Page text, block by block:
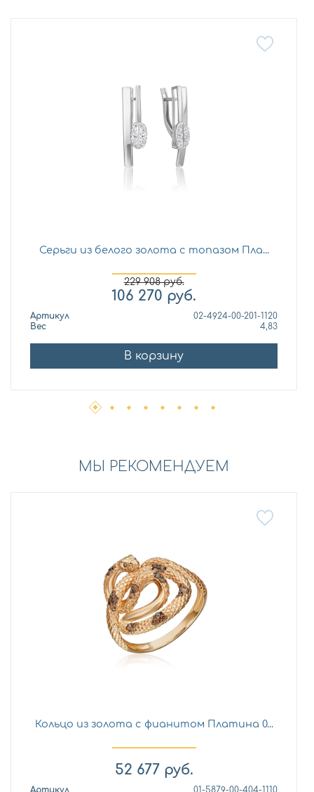
Серьги из белого золота с топазом Пла...
229 908руб.
106 270 руб.
Артикул
02-4924-00-201-1120
Вес
4,83
В корзину
МЫ РЕКОМЕНДУЕМ
Кольцо из золота с фианитом Платина 0...
52 677 руб.